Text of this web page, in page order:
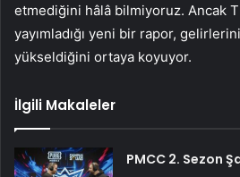
etmediğini hâlâ bilmiyoruz. Ancak
yayımladığı yeni bir rapor,
yükseldiğini ortaya koyuyor.
İlgili Makaleler
PMCC 2. Sezon